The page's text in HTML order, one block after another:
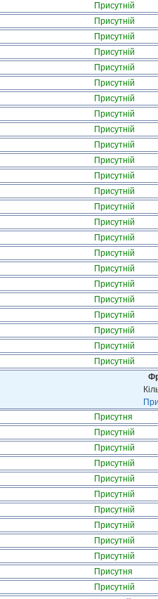
Присутній
Присутній
Присутній
Присутній
Присутній
Присутній
Присутній
Присутній
Присутній
Присутній
Присутній
Присутній
Присутній
Присутній
Присутній
Присутній
Присутній
Присутній
Присутній
Присутній
Присутній
Присутній
Присутній
Присутній
Присутня
Присутній
Присутній
Присутній
Присутній
Присутній
Присутній
Присутній
Присутній
Присутній
Присутня
Присутній